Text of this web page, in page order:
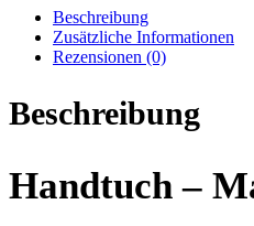
Beschreibung
Zusätzliche Informationen
Rezensionen (0)
Beschreibung
Handtuch –